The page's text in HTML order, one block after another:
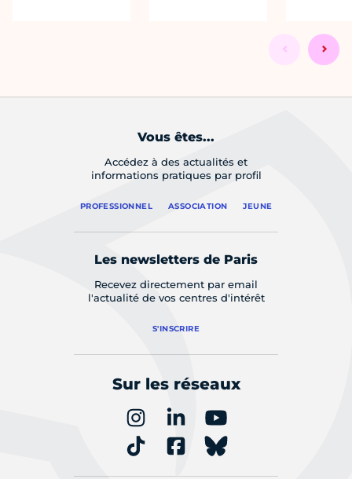
Vous êtes...
Accédez à des actualités et
informations pratiques par profil
PROFESSIONNEL ASSOCIATION JEUNE
Les newsletters de Paris
Recevez directement par email
l'actualité de vos centres d'intérêt
S'INSCRIRE
Sur les réseaux